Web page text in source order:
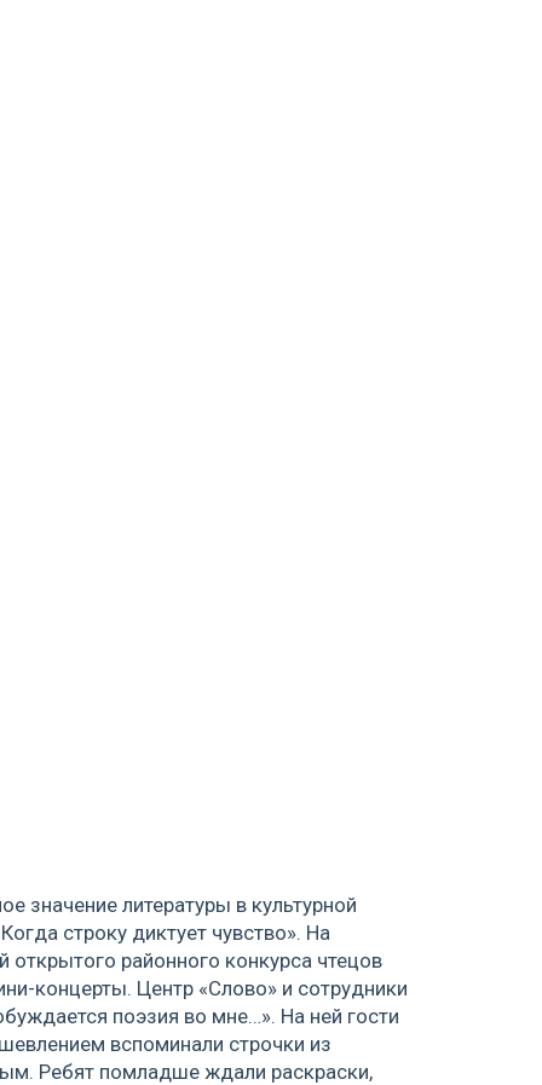
значение литературы в культурной
строку диктует чувство». На
открытого районного конкурса чтецов
концерты. Центр «Слово» и сотрудники
поэзия во мне…». На ней гости
вспоминали строчки из
Ребят помладше ждали раскраски,